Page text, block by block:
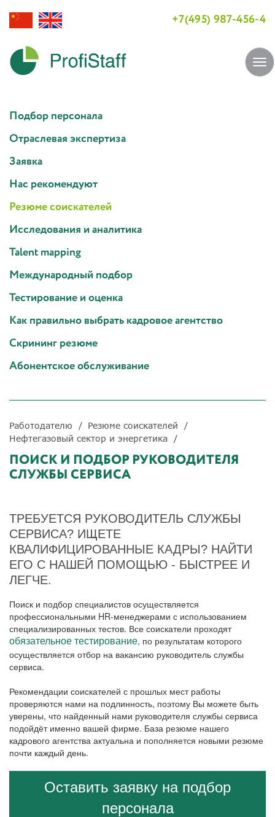
+7(495) 987-456-4
Подбор персонала
Отраслевая экспертиза
Заявка
Нас рекомендуют
Резюме соискателей
Исследования и аналитика
Talent mapping
Международный подбор
Тестирование и оценка
Как правильно выбрать кадровое агентство
Скрининг резюме
Абонентское обслуживание
Работодателю
Резюме соискателей
Нефтегазовый сектор и энергетика
ПОИСК И ПОДБОР РУКОВОДИТЕЛЯ
СЛУЖБЫ СЕРВИСА
ТРЕБУЕТСЯ РУКОВОДИТЕЛЬ СЛУЖБЫ
СЕРВИСА? ИЩЕТЕ
КВАЛИФИЦИРОВАННЫЕ КАДРЫ? НАЙТИ
ЕГО С НАШЕЙ ПОМОЩЬЮ - БЫСТРЕЕ И
ЛЕГЧЕ.
Поиск и подбор специалистов осуществляется
профессиональными HR-менеджерами с использованием
специализированных тестов. Все соискатели проходят
обязательное тестирование, по результатам которого
осуществляется отбор на вакансию руководитель службы
сервиса.
Рекомендации соискателей с прошлых мест работы
проверяются нами на подлинность, поэтому Вы можете быть
уверены, что найденный нами руководителя службы сервиса
подойдёт именно вашей фирме. База резюме нашего
кадрового агентства актуальна и пополняется новыми резюме
почти каждый день.
Оставить заявку на подбор
персонала